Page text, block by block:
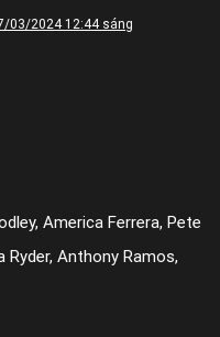
03/2024 12:44 sáng
America Ferrera, Pete
Ryder, Anthony Ramos,